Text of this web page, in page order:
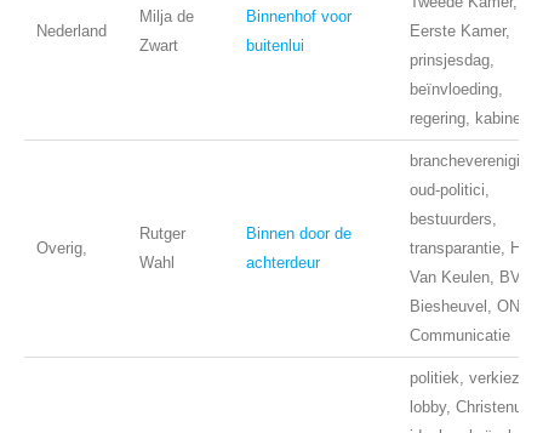
Nederland
Milja de
Zwart
Binnenhof voor
buitenlui
Eerste Kamer,
prinsjesdag,
beïnvloeding,
regering, kabinet,
Overig,
Rutger
Wahl
Binnen door de
achterdeur
oud-politici,
bestuurders,
transparantie,
Van Keulen,
Biesheuvel, ONL,
Communicatie
politiek,
lobby,